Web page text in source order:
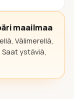
maailmaa
Välimerellä,
ystäviä,